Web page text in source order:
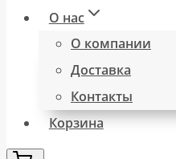
О нас
О компании
Доставка
Контакты
Корзина